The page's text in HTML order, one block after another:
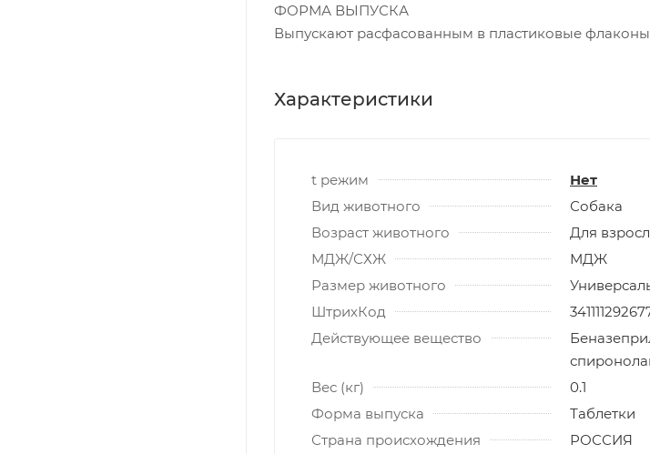
ФОРМА ВЫПУСКА
Выпускают расфасованным в пластиковые флаконы
Характеристики
t режим
Нет
Вид животного
Собака
Возраст животного
Для
МДЖ/СХЖ
МДЖ
Размер животного
ШтрихКод
Действующее вещество
Вес (кг)
0.1
Форма выпуска
Таблетки
Страна происхождения
РОССИЯ